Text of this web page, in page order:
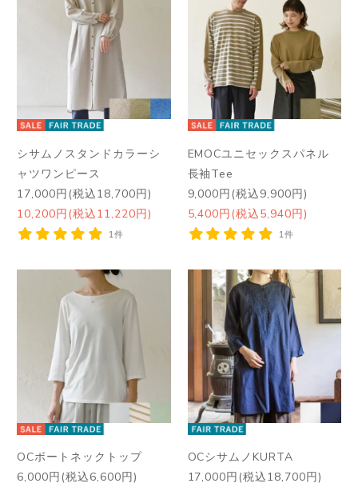
シサムノスタンドカラーシ
ャツワンピース
17,000円(税込18,700円)
10,200円(税込11,220円)
1件
EMOCユニセックスパネル
長袖Tee
9,000円(税込9,900円)
5,400円(税込5,940円)
1件
OCボートネックトップ
6,000円(税込6,600円)
OCシサムノKURTA
17,000円(税込18,700円)